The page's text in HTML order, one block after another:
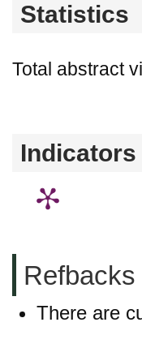
Statistics
Total abstract
Indicators
Refbacks
There are